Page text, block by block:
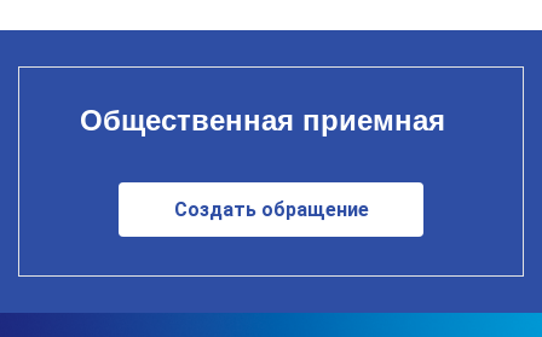
Общественная приемная
Создать обращение